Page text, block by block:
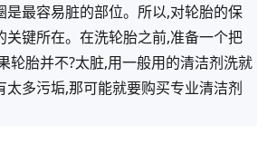
是最容易脏的部位。所以,对轮胎的保
关键所在。在洗轮胎之前,准备一个把
轮胎并不?太脏,用一般用的清洁剂洗就
太多污垢,那可能就要购买专业清洁剂